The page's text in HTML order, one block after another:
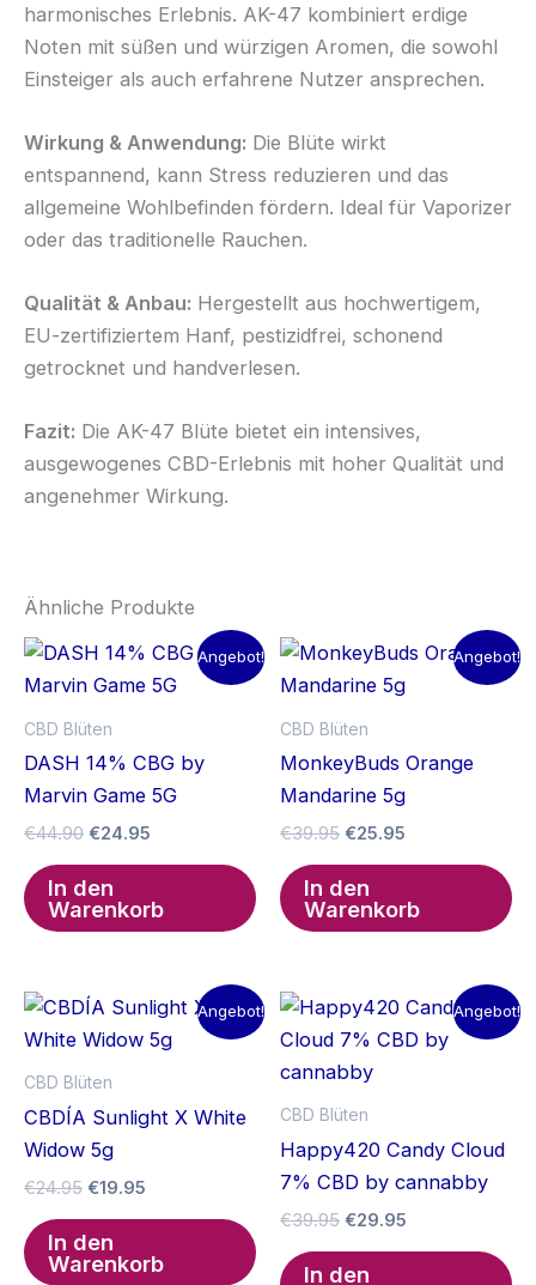
harmonisches Erlebnis. AK-47 kombiniert erdige
Noten mit süßen und würzigen Aromen, die sowohl
Einsteiger als auch erfahrene Nutzer ansprechen.
Wirkung & Anwendung: Die Blüte wirkt
entspannend, kann Stress reduzieren und das
allgemeine Wohlbefinden fördern. Ideal für Vaporizer
oder das traditionelle Rauchen.
Qualität & Anbau: Hergestellt aus hochwertigem,
EU-zertifiziertem Hanf, pestizidfrei, schonend
getrocknet und handverlesen.
Fazit: Die AK-47 Blüte bietet ein intensives,
ausgewogenes CBD-Erlebnis mit hoher Qualität und
angenehmer Wirkung.
Ähnliche Produkte
Angebot!
CBD Blüten
DASH 14% CBG by
Marvin Game 5G
€44.90 Ursprünglicher
€44.90
€24.95
€24.95.
In den
Warenkorb
Angebot!
CBD Blüten
MonkeyBuds Orange
Mandarine 5g
€39.95 Ursprünglicher
€39.95
€25.95
€25.95.
In den
Warenkorb
Angebot!
CBD Blüten
CBDÍA Sunlight X White
Widow 5g
€24.95 Ursprünglicher
€24.95
€19.95
€19.95.
In den
Warenkorb
Angebot!
CBD Blüten
Happy420 Candy Cloud
7% CBD by cannabby
€39.95 Ursprünglicher
€29.95
In den